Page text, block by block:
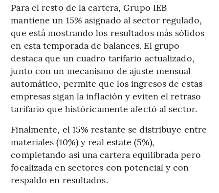
Para el resto de la cartera, Grupo IEB
mantiene un 15% asignado al sector regulado,
que está mostrando los resultados más sólidos
en esta temporada de balances. El grupo
destaca que un cuadro tarifario actualizado,
junto con un mecanismo de ajuste mensual
automático, permite que los ingresos de estas
empresas sigan la inflación y eviten el retraso
tarifario que históricamente afectó al sector.
Finalmente, el 15% restante se distribuye entre
materiales (10%) y real estate (5%),
completando así una cartera equilibrada pero
focalizada en sectores con potencial y con
respaldo en resultados.